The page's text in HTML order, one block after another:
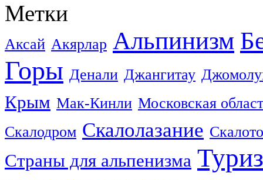
Метки
Аксай Акярлар Альпинизм
Горы Денали Джангитау
Крым Мак-Кинли Московская
Скалодром Скалолазание
Страны для альпенизма